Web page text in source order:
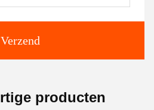
Verzend
producten